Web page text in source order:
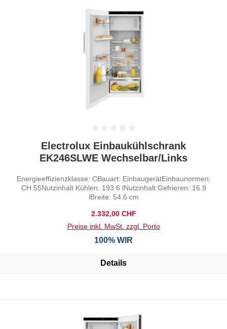
Durchschnittliche Bewertung von 0 von 5 Sternen
Electrolux Einbaukühlschrank
EK246SLWE Wechselbar/Links
Energieeffizienzklasse: CBauart: EinbaugerätEinbaunormen:
CH 55Nutzinhalt Kühlen: 193.6 lNutzinhalt Gefrieren: 16.9
lBreite: 54.6 cm
Regulärer Preis:
2.332,00 CHF
Preise inkl. MwSt. zzgl. Porto
100% WIR
Details